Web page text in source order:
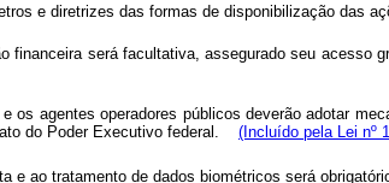
e diretrizes das formas de disponibilização das
financeira será facultativa, assegurado seu
os agentes operadores públicos deverão adotar
do Poder Executivo federal.
(Incluído pela Lei nº
e ao tratamento de dados biométricos será